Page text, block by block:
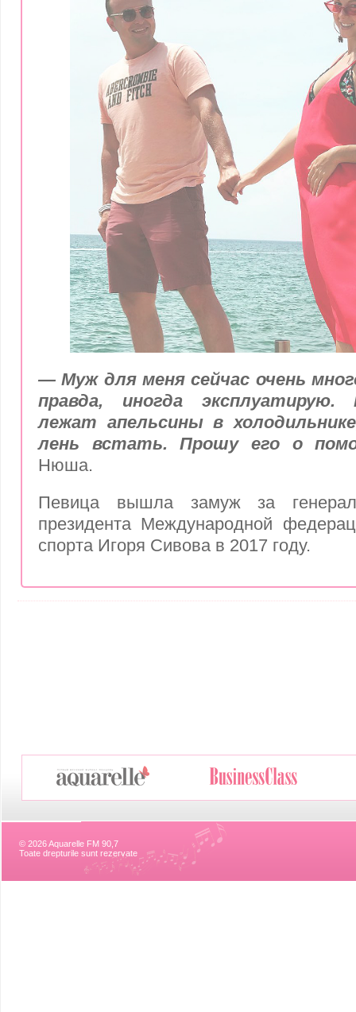
— Муж для меня сейчас очень
правда, иногда
лежат апельсины в
лень встать. Прошу его о
Нюша.
Певица вышла замуж за
президента Международной
спорта Игоря Сивова в 2017 году.
© 2026 Aquarelle FM 90,7
Toate drepturile sunt rezervate